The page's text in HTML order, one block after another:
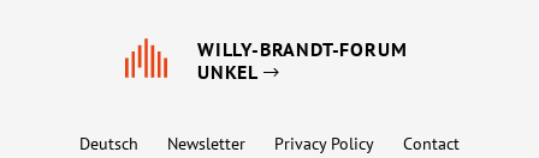
WILLY-BRANDT-FORUM
UNKEL
Deutsch Newsletter Privacy Policy Contact